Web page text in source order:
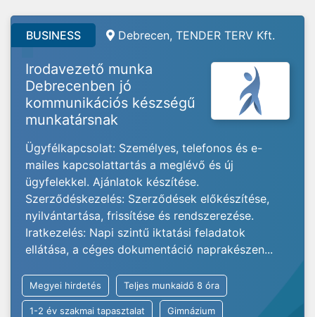
BUSINESS Debrecen, TENDER TERV Kft.
Irodavezető munka
Debrecenben jó
kommunikációs készségű
munkatársnak
Ügyfélkapcsolat: Személyes, telefonos és e-
mailes kapcsolattartás a meglévő és új
ügyfelekkel. Ajánlatok készítése.
Szerződéskezelés: Szerződések előkészítése,
nyilvántartása, frissítése és rendszerezése.
Iratkezelés: Napi szintű iktatási feladatok
ellátása, a céges dokumentáció naprakészen...
Megyei hirdetés Teljes munkaidő 8 óra
1-2 év szakmai tapasztalat Gimnázium